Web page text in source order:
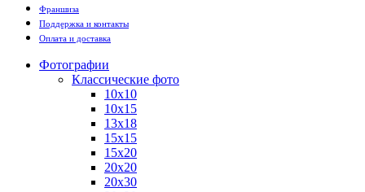
Франшиза
Поддержка и контакты
Оплата и доставка
Фотографии
Классические фото
10х10
10х15
13х18
15х15
15х20
20х20
20х30